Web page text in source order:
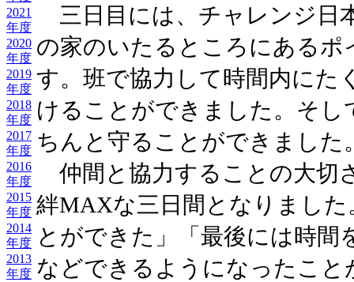
2021
年度
2020
年度
2019
年度
2018
年度
2017
年度
2016
年度
2015
年度
2014
年度
2013
年度
三日目には、チャレンジ日
の家のいたるところにある
す。班で協力して時間内にた
けることができました。そし
ちんと守ることができました
仲間と協力することの大切
絆MAXな三日間となりまし
とができた」「最後には時間
などできるようになったこ